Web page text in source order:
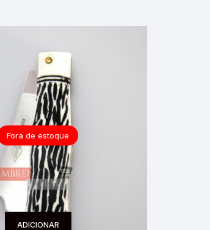
Fora de estoque
ADICIONAR